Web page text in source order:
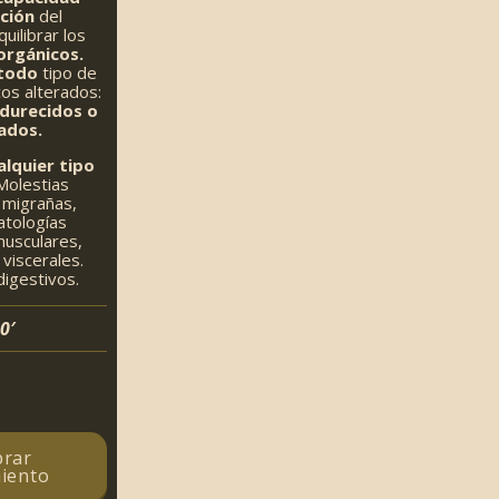
del
los
tipo de
alterados:
o
tipo